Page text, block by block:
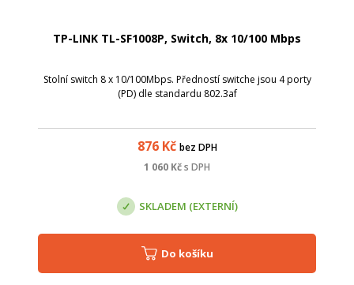
TP-LINK TL-SF1008P, Switch, 8x 10/100 Mbps
Stolní switch 8 x 10/100Mbps. Předností switche jsou 4 porty
(PD) dle standardu 802.3af
876Kč bez DPH
1 060 Kčs DPH
SKLADEM (EXTERNÍ)
Do košíku